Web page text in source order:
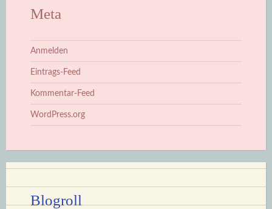
Meta
Anmelden
Eintrags-Feed
Kommentar-Feed
WordPress.org
Blogroll